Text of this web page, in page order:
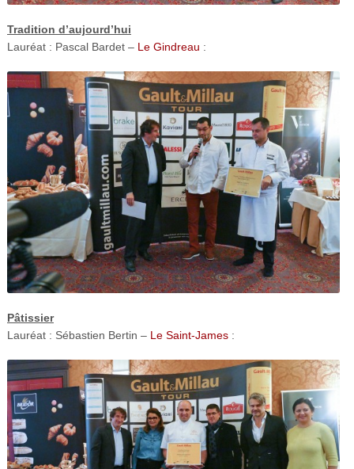
Tradition d’aujourd’hui
Lauréat : Pascal Bardet – Le Gindreau :
Pâtissier
Lauréat : Sébastien Bertin – Le Saint-James: